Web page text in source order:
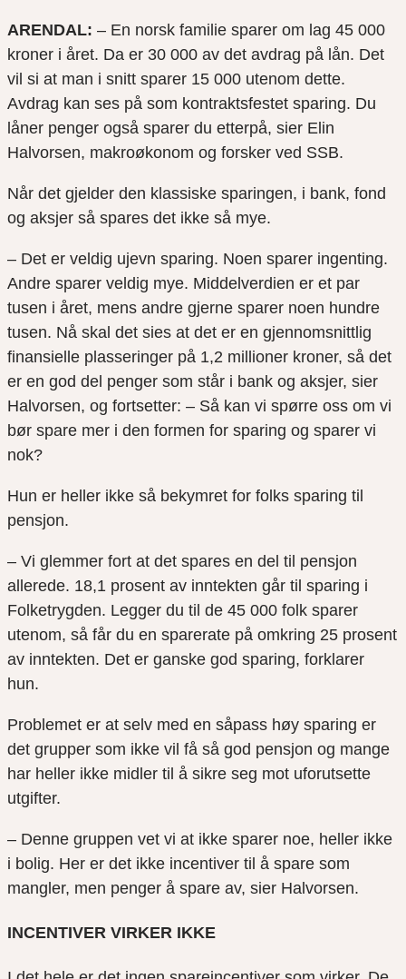
ARENDAL: – En norsk familie sparer om lag 45 000
kroner i året. Da er 30 000 av det avdrag på lån. Det
vil si at man i snitt sparer 15 000 utenom dette.
Avdrag kan ses på som kontraktsfestet sparing. Du
låner penger også sparer du etterpå, sier Elin
Halvorsen, makroøkonom og forsker ved SSB.
Når det gjelder den klassiske sparingen, i bank, fond
og aksjer så spares det ikke så mye.
– Det er veldig ujevn sparing. Noen sparer ingenting.
Andre sparer veldig mye. Middelverdien er et par
tusen i året, mens andre gjerne sparer noen hundre
tusen. Nå skal det sies at det er en gjennomsnittlig
finansielle plasseringer på 1,2 millioner kroner, så det
er en god del penger som står i bank og aksjer, sier
Halvorsen, og fortsetter: – Så kan vi spørre oss om vi
bør spare mer i den formen for sparing og sparer vi
nok?
Hun er heller ikke så bekymret for folks sparing til
pensjon.
– Vi glemmer fort at det spares en del til pensjon
allerede. 18,1 prosent av inntekten går til sparing i
Folketrygden. Legger du til de 45 000 folk sparer
utenom, så får du en sparerate på omkring 25 prosent
av inntekten. Det er ganske god sparing, forklarer
hun.
Problemet er at selv med en såpass høy sparing er
det grupper som ikke vil få så god pensjon og mange
har heller ikke midler til å sikre seg mot uforutsette
utgifter.
– Denne gruppen vet vi at ikke sparer noe, heller ikke
i bolig. Her er det ikke incentiver til å spare som
mangler, men penger å spare av, sier Halvorsen.
INCENTIVER VIRKER IKKE